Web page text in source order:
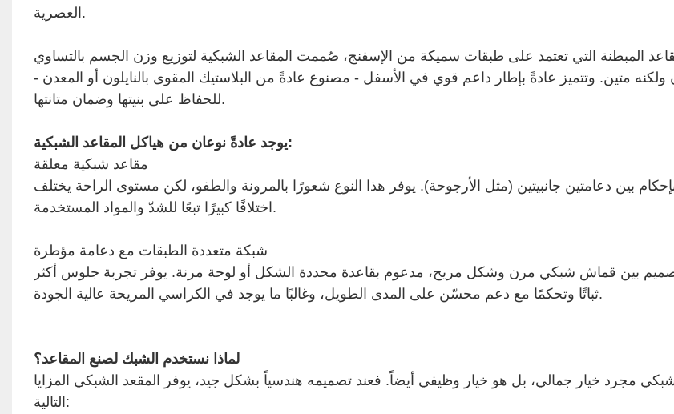
العصرية.
المبطنة التي تعتمد على طبقات سميكة من الإسفنج، صُممت المقاعد الشبكية لتوزيع وزن الجسم بالتساوي
متين. وتتميز عادةً بإطار داعم قوي في الأسفل - مصنوع عادةً من البلاستيك المقوى بالنايلون أو المعدن -
للحفاظ على بنيتها وضمان متانتها.
يوجد عادةً نوعان من هياكل المقاعد الشبكية:
مقاعد شبكية معلقة
بين دعامتين جانبيتين (مثل الأرجوحة). يوفر هذا النوع شعورًا بالمرونة والطفو، لكن مستوى الراحة يختلف
اختلافًا كبيرًا تبعًا للشدّ والمواد المستخدمة.
شبكة متعددة الطبقات مع دعامة مؤطرة
بين قماش شبكي مرن وشكل مريح، مدعوم بقاعدة محددة الشكل أو لوحة مرنة. يوفر تجربة جلوس أكثر
ثباتًا وتحكمًا مع دعم محسّن على المدى الطويل، وغالبًا ما يوجد في الكراسي المريحة عالية الجودة.
لماذا نستخدم الشبك لصنع المقاعد؟
مجرد خيار جمالي، بل هو خيار وظيفي أيضاً. فعند تصميمه هندسياً بشكل جيد، يوفر المقعد الشبكي المزايا
التالية: